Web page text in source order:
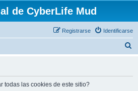
de CyberLife Mud
Identificarse
Registrarse
todas las cookies de este sitio?